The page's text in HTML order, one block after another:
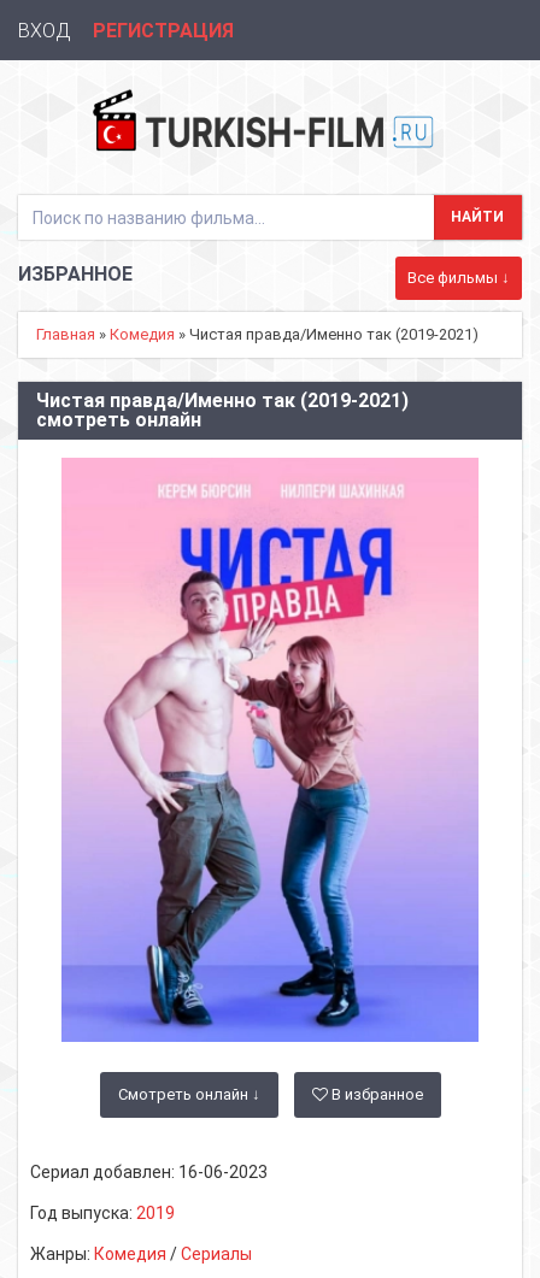
ВХОД РЕГИСТРАЦИЯ
ИЗБРАННОЕ Все фильмы ↓
Главная » Комедия » Чистая правда/Именно так (2019-2021)
Чистая правда/Именно так (2019-2021)
смотреть онлайн
Смотреть онлайн ↓ В избранное
Сериал добавлен: 16-06-2023
Год выпуска: 2019
Жанры: Комедия /Сериалы